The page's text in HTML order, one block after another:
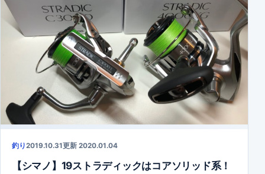
釣り2019.10.31更新 2020.01.04
【シマノ】19ストラディックはコアソリッド系！